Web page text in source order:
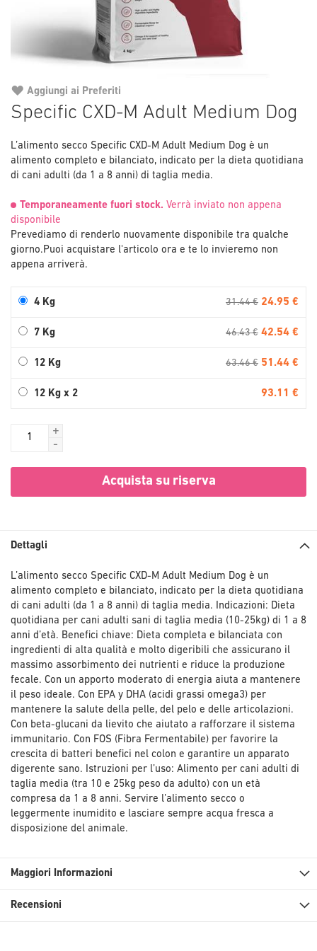
Specific CXD-M Adult Medium Dog
L’alimento secco Specific CXD-M Adult Medium Dog è un
alimento completo e bilanciato, indicato per la dieta quotidiana
di cani adulti (da 1 a 8 anni) di taglia media.
Temporaneamente fuori stock. Verrà inviato non appena
disponibile
Prevediamo di renderlo nuovamente disponibile tra qualche
giorno.Puoi acquistare l'articolo ora e te lo invieremo non
appena arriverà.
4 Kg 31.44 € 24.95 €
7 Kg 46.43 € 42.54 €
12 Kg 63.46 € 51.44 €
12 Kg x 2 93.11 €
+
-
Acquista su riserva
Aggiungi ai Preferiti
all'inizio
galleria
di
immagini
Dettagli
L’alimento secco Specific CXD-M Adult Medium Dog è un
alimento completo e bilanciato, indicato per la dieta quotidiana
di cani adulti (da 1 a 8 anni) di taglia media. Indicazioni: Dieta
quotidiana per cani adulti sani di taglia media (10-25kg) di 1 a 8
anni d’età. Benefici chiave: Dieta completa e bilanciata con
ingredienti di alta qualità e molto digeribili che assicurano il
massimo assorbimento dei nutrienti e riduce la produzione
fecale. Con un apporto moderato di energia aiuta a mantenere
il peso ideale. Con EPA y DHA (acidi grassi omega3) per
mantenere la salute della pelle, del pelo e delle articolazioni.
Con beta-glucani da lievito che aiutato a rafforzare il sistema
immunitario. Con FOS (Fibra Fermentabile) per favorire la
crescita di batteri benefici nel colon e garantire un apparato
digerente sano. Istruzioni per l’uso: Alimento per cani adulti di
taglia media (tra 10 e 25kg peso da adulto) con un età
compresa da 1 a 8 anni. Servire l’alimento secco o
leggermente inumidito e lasciare sempre acqua fresca a
disposizione del animale.
Maggiori Informazioni
Recensioni